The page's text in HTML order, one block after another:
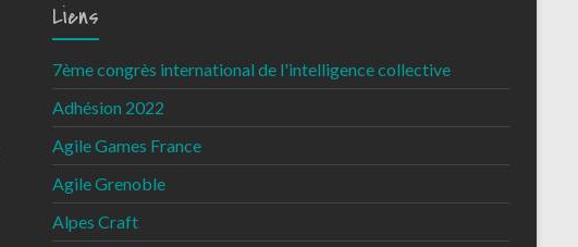
Liens
7ème congrès international de l'intelligence collective
Adhésion 2022
Agile Games France
Agile Grenoble
Alpes Craft